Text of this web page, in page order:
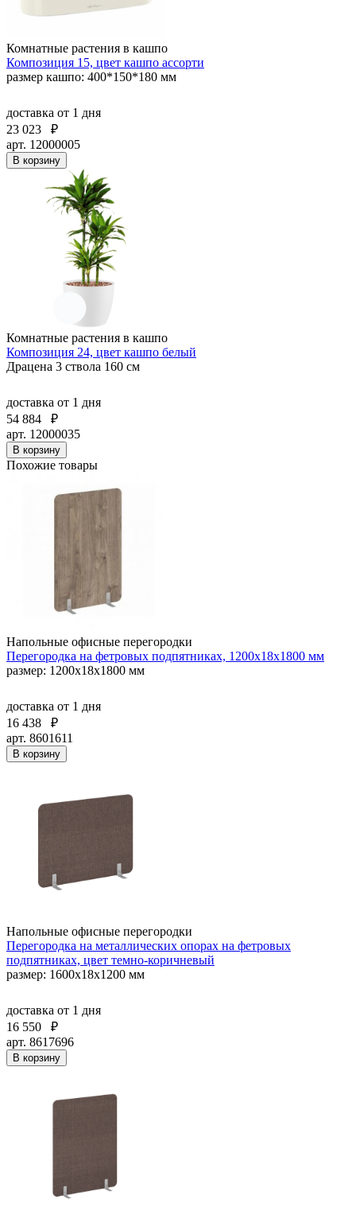
Комнатные растения в кашпо
Композиция 15, цвет кашпо ассорти
размер кашпо: 400*150*180 мм
доставка от 1 дня
23 023
₽
арт. 12000005
В корзину
Комнатные растения в кашпо
Композиция 24, цвет кашпо белый
Драцена 3 ствола 160 см
доставка от 1 дня
54 884
₽
арт. 12000035
В корзину
Похожие товары
Напольные офисные перегородки
Перегородка на фетровых подпятниках, 1200x18x1800 мм
размер: 1200x18x1800 мм
доставка от 1 дня
16 438
₽
арт. 8601611
В корзину
Напольные офисные перегородки
Перегородка на металлических опорах на фетровых
подпятниках, цвет темно-коричневый
размер: 1600x18x1200 мм
доставка от 1 дня
16 550
₽
арт. 8617696
В корзину